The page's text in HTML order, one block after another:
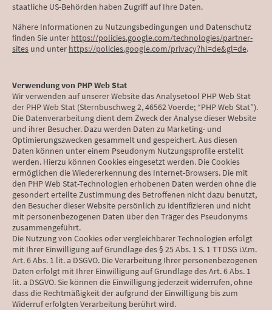
staatliche US-Behörden haben Zugriff auf Ihre Daten.
Nähere Informationen zu Nutzungsbedingungen und Datenschutz
finden Sie unter https://policies.google.com/technologies/partner-
sites und unter https://policies.google.com/privacy?hl=de&gl=de.
Verwendung von PHP Web Stat
Wir verwenden auf unserer Website das Analysetool PHP Web Stat
der PHP Web Stat (Sternbuschweg 2, 46562 Voerde; “PHP Web Stat”).
Die Datenverarbeitung dient dem Zweck der Analyse dieser Website
und ihrer Besucher. Dazu werden Daten zu Marketing- und
Optimierungszwecken gesammelt und gespeichert. Aus diesen
Daten können unter einem Pseudonym Nutzungsprofile erstellt
werden. Hierzu können Cookies eingesetzt werden. Die Cookies
ermöglichen die Wiedererkennung des Internet-Browsers. Die mit
den PHP Web Stat-Technologien erhobenen Daten werden ohne die
gesondert erteilte Zustimmung des Betroffenen nicht dazu benutzt,
den Besucher dieser Website persönlich zu identifizieren und nicht
mit personenbezogenen Daten über den Träger des Pseudonyms
zusammengeführt.
Die Nutzung von Cookies oder vergleichbarer Technologien erfolgt
mit Ihrer Einwilligung auf Grundlage des § 25 Abs. 1 S. 1 TTDSG i.V.m.
Art. 6 Abs. 1 lit. a DSGVO. Die Verarbeitung Ihrer personenbezogenen
Daten erfolgt mit Ihrer Einwilligung auf Grundlage des Art. 6 Abs. 1
lit. a DSGVO. Sie können die Einwilligung jederzeit widerrufen, ohne
dass die Rechtmäßigkeit der aufgrund der Einwilligung bis zum
Widerruf erfolgten Verarbeitung berührt wird.